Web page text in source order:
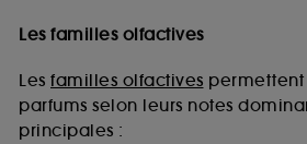
Les familles olfactives
Les familles olfactives permettent
parfums selon leurs notes
principales :
collectées ou générées lors de
sur "continuer sans accepter".
moment choisir de retirer votrte
souhaitez obtenir plus d'information
utilisés, cliquez